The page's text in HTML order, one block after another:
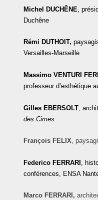
Michel DUCHÊNE ,
Duchêne
Rémi DUTHOIT,
Versailles-Marseille
Massimo VENTURI
professeur d’esthétique
Gilles EBERSOLT,
des Cimes
François FELIX,
Federico FERRARI
,
conférences, ENSA
Marco FERRARI,